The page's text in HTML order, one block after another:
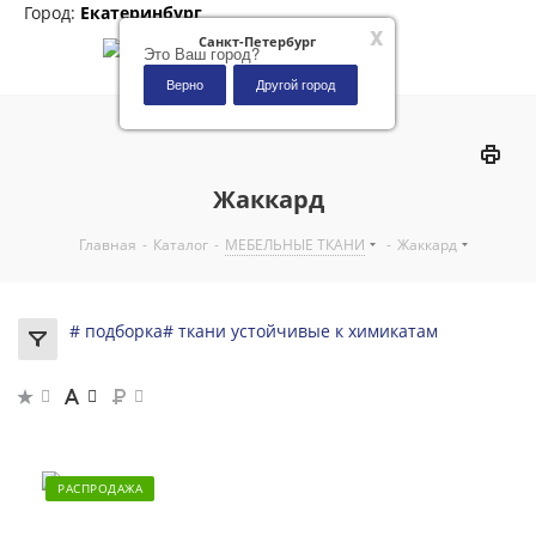
x
Санкт-Петербург
Это Ваш город?
Верно Другой город
Город: Екатеринбург
Жаккард
Главная - Каталог - МЕБЕЛЬНЫЕ ТКАНИ - Жаккард
# подборка# ткани устойчивые к химикатам
РАСПРОДАЖА